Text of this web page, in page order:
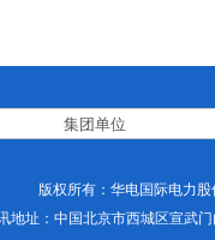
版权所有：华电国际电力股
地址：中国北京市西城区宣武